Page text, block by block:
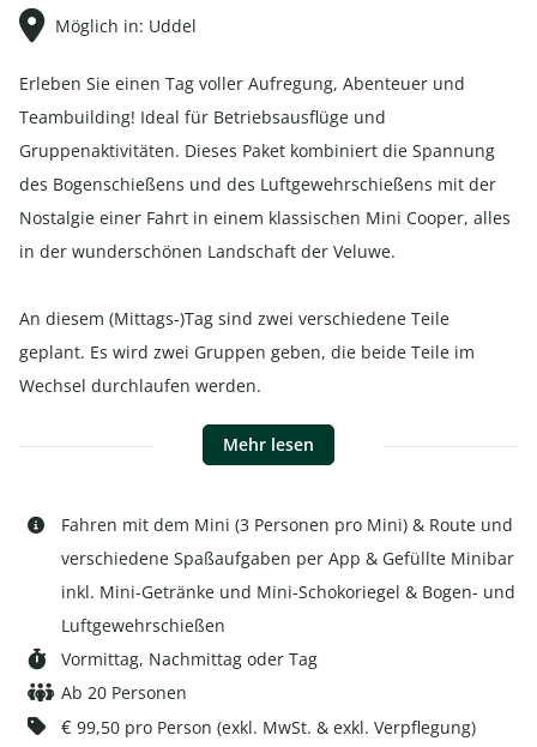
Möglich in: Uddel
Erleben Sie einen Tag voller Aufregung, Abenteuer und
Teambuilding! Ideal für Betriebsausflüge und
Gruppenaktivitäten. Dieses Paket kombiniert die Spannung
des Bogenschießens und des Luftgewehrschießens mit der
Nostalgie einer Fahrt in einem klassischen Mini Cooper, alles
in der wunderschönen Landschaft der Veluwe.
An diesem (Mittags-)Tag sind zwei verschiedene Teile
geplant. Es wird zwei Gruppen geben, die beide Teile im
Wechsel durchlaufen werden.
Mehr lesen
Fahren mit dem Mini (3 Personen pro Mini) & Route und
verschiedene Spaßaufgaben per App & Gefüllte Minibar
inkl. Mini-Getränke und Mini-Schokoriegel & Bogen- und
Luftgewehrschießen
Vormittag, Nachmittag oder Tag
Ab 20 Personen
€ 99,50 pro Person (exkl. MwSt. & exkl. Verpflegung)